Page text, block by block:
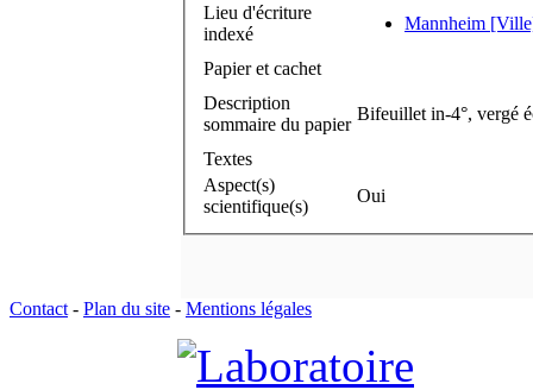
Lieu d'écriture
indexé
Mannheim
Papier et cachet
Description
sommaire du papier
Bifeuillet in-4°, vergé
Textes
Aspect(s)
scientifique(s)
Oui
Contact - Plan du site - Mentions légales